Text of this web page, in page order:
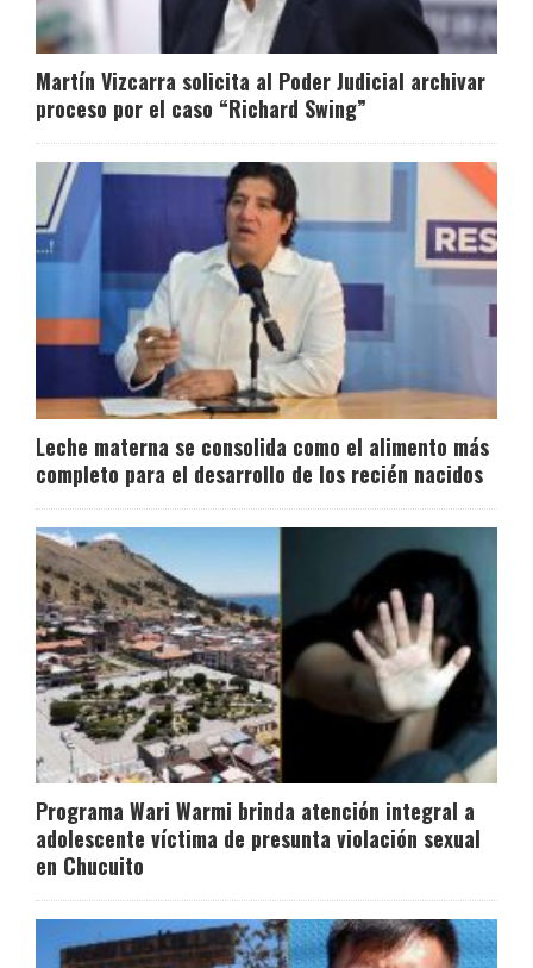
Martín Vizcarra solicita al Poder Judicial archivar
proceso por el caso “Richard Swing”
Leche materna se consolida como el alimento más
completo para el desarrollo de los recién nacidos
Programa Wari Warmi brinda atención integral a
adolescente víctima de presunta violación sexual
en Chucuito